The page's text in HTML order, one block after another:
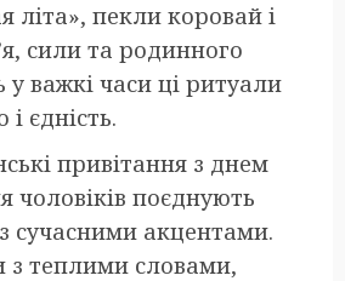
літа», пекли коровай і
сили та родинного
у важкі часи ці ритуали
єдність.
привітання з днем
чоловіків поєднують
сучасними акцентами.
з теплими словами,